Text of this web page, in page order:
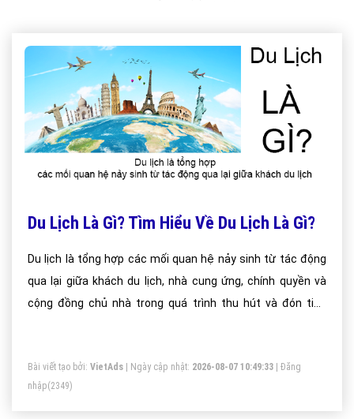
Du Lịch Là Gì? Tìm Hiểu Về Du Lịch Là Gì?
Du lịch là tổng hợp các mối quan hệ nảy sinh từ tác động
qua lại giữa khách du lịch, nhà cung ứng, chính quyền và
cộng đồng chủ nhà trong quá trình thu hút và đón tiếp
Bài viết tạo bởi: VietAds | Ngày cập nhật: 2026-08-07 10:49:33
Đăng
nhập(2349)